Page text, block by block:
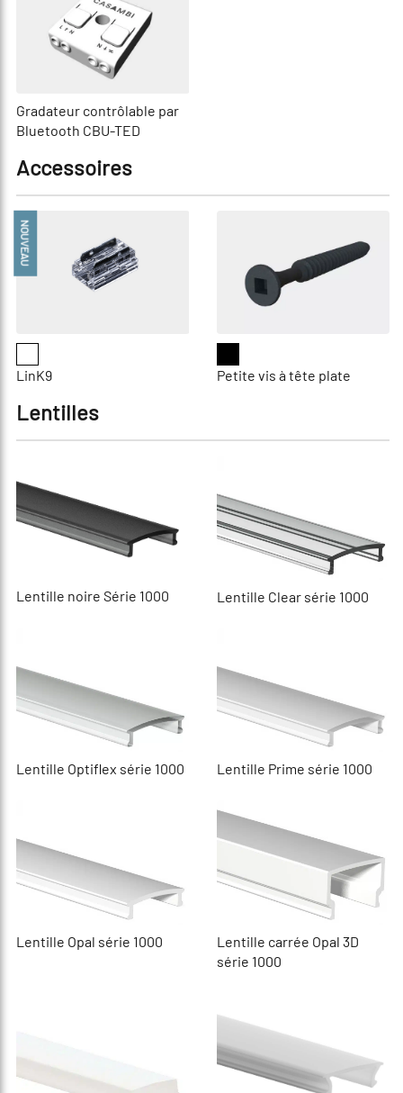
Gradateur contrôlable par
Bluetooth CBU-TED
Accessoires
NOUVEAU
LinK9 Petite vis à tête plate
Lentilles
Lentille noire Série 1000 Lentille Clear série 1000
Lentille Optiflex série 1000 Lentille Prime série 1000
Lentille Opal série 1000
Lentille carrée Opal 3D
série 1000